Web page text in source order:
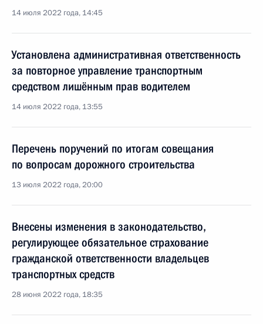
14 июля 2022 года, 14:45
Установлена административная ответственность
за повторное управление транспортным
средством лишённым прав водителем
14 июля 2022 года, 13:55
Перечень поручений по итогам совещания
по вопросам дорожного строительства
13 июля 2022 года, 20:00
Внесены изменения в законодательство,
регулирующее обязательное страхование
гражданской ответственности владельцев
транспортных средств
28 июня 2022 года, 18:35